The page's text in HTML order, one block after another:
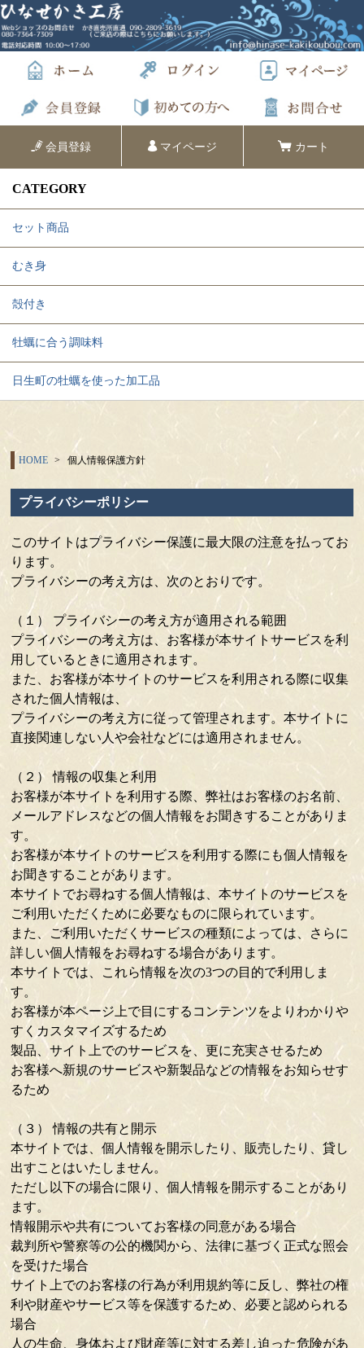
会員登録 マイページ カート
CATEGORY
セット商品
むき身
殻付き
牡蠣に合う調味料
日生町の牡蠣を使った加工品
HOME 個人情報保護方針
プライバシーポリシー
このサイトはプライバシー保護に最大限の注意を払ってお
ります。
プライバシーの考え方は、次のとおりです。
（１） プライバシーの考え方が適用される範囲
プライバシーの考え方は、お客様が本サイトサービスを利
用しているときに適用されます。
また、お客様が本サイトのサービスを利用される際に収集
された個人情報は、
プライバシーの考え方に従って管理されます。本サイトに
直接関連しない人や会社などには適用されません。
（２） 情報の収集と利用
お客様が本サイトを利用する際、弊社はお客様のお名前、
メールアドレスなどの個人情報をお聞きすることがありま
す。
お客様が本サイトのサービスを利用する際にも個人情報を
お聞きすることがあります。
本サイトでお尋ねする個人情報は、本サイトのサービスを
ご利用いただくために必要なものに限られています。
また、ご利用いただくサービスの種類によっては、さらに
詳しい個人情報をお尋ねする場合があります。
本サイトでは、これら情報を次の3つの目的で利用しま
す。
お客様が本ページ上で目にするコンテンツをよりわかりや
すくカスタマイズするため
製品、サイト上でのサービスを、更に充実させるため
お客様へ新規のサービスや新製品などの情報をお知らせす
るため
（３） 情報の共有と開示
本サイトでは、個人情報を開示したり、販売したり、貸し
出すことはいたしません。
ただし以下の場合に限り、個人情報を開示することがあり
ます。
情報開示や共有についてお客様の同意がある場合
裁判所や警察等の公的機関から、法律に基づく正式な照会
を受けた場合
サイト上でのお客様の行為が利用規約等に反し、弊社の権
利や財産やサービス等を保護するため、必要と認められる
場合
人の生命、身体および財産等に対する差し迫った危険があ